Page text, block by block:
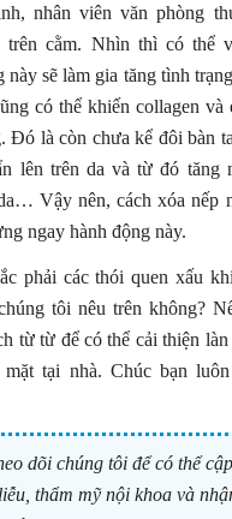
nhân viên văn phòng
trên cằm. Nhìn thì có thể
này sẽ làm gia tăng tình
có thể khiến collagen và
Đó là còn chưa kể đôi bàn
lên trên da và từ đó tăng
Vậy nên, cách xóa nếp
ngay hành động này.
phải các thói quen xấu
tôi nêu trên không?
từ từ để có thể cải thiện làn
tại nhà. Chúc bạn
dõi chúng tôi để có thể
thẩm mỹ nội khoa và